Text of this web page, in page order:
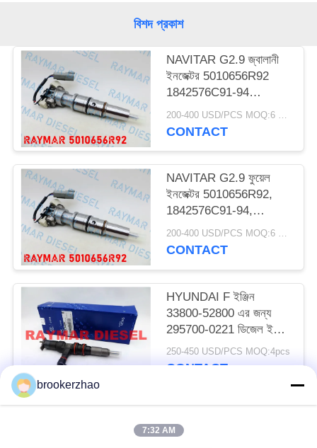
ম্যাপ
PRIVACY
POLICY
বিশদ প্রকাশ
NAVITAR G2.9 জ্বালানী
ইনজেক্টর 5010656R92
1842576C91-94
AP66976
200-400 USD/PCS MOQ:6 পিসিএস
CONTACT
NAVITAR G2.9 ফুয়েল
ইনজেক্টর 5010656R92,
1842576C91-94,
AP66976
200-400 USD/PCS MOQ:6 পিসিএস
CONTACT
HYUNDAI F ইঞ্জিন
33800-52800 এর জন্য
295700-0221 ডিজেল ইঞ্জিন
ইনজেক্টর ডেনসো কমন রেল
ইনজেক্টর
250-450 USD/PCS MOQ:4pcs
CONTACT
brookerzhao
7:32 AM